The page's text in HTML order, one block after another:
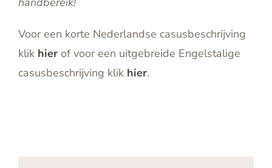
Voor een korte Nederlandse casusbeschrijving
klik hier of voor een uitgebreide Engelstalige
casusbeschrijving klik hier.